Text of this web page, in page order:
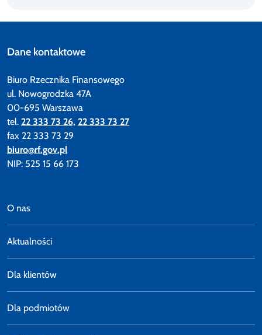
Dane kontaktowe
Biuro Rzecznika Finansowego
ul. Nowogrodzka 47A
00-695 Warszawa
tel. 22 333 73 26, 22 333 73 27
fax 22 333 73 29
biuro@rf.gov.pl
NIP: 525 15 66 173
O nas
Aktualności
Dla klientów
Dla podmiotów